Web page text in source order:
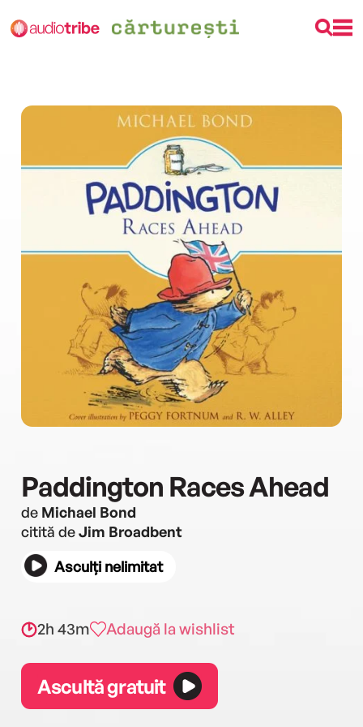
Paddington Races Ahead
de Michael Bond
citită deJim Broadbent
Asculți nelimitat
2h 43m Adaugă la wishlist
Ascultă gratuit